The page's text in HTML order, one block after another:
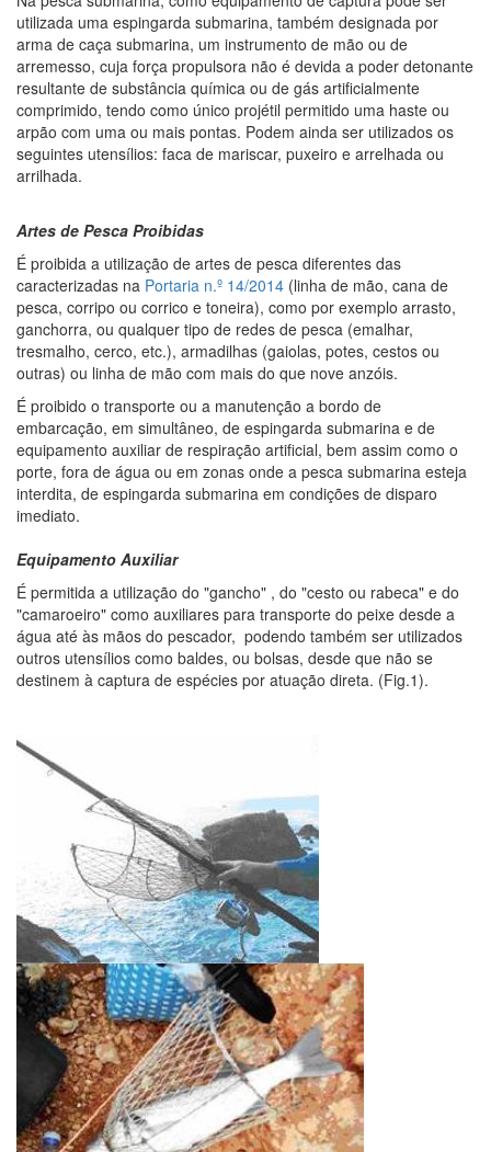
utilizada uma espingarda submarina, também designada por
arma de caça submarina, um instrumento de mão ou de
arremesso, cuja força propulsora não é devida a poder detonante
resultante de substância química ou de gás artificialmente
comprimido, tendo como único projétil permitido uma haste ou
arpão com uma ou mais pontas. Podem ainda ser utilizados os
seguintes utensílios: faca de mariscar, puxeiro e arrelhada ou
arrilhada.
Artes de Pesca Proibidas
É proibida a utilização de artes de pesca diferentes das
caracterizadas na Portaria n.º 14/2014 (linha de mão, cana de
pesca, corripo ou corrico e toneira), como por exemplo arrasto,
ganchorra, ou qualquer tipo de redes de pesca (emalhar,
tresmalho, cerco, etc.), armadilhas (gaiolas, potes, cestos ou
outras) ou linha de mão com mais do que nove anzóis.
É proibido o transporte ou a manutenção a bordo de
embarcação, em simultâneo, de espingarda submarina e de
equipamento auxiliar de respiração artificial, bem assim como o
porte, fora de água ou em zonas onde a pesca submarina esteja
interdita, de espingarda submarina em condições de disparo
imediato.
Equipamento Auxiliar
É permitida a utilização do "gancho" , do "cesto ou rabeca" e do
"camaroeiro" como auxiliares para transporte do peixe desde a
água até às mãos do pescador, podendo também ser utilizados
outros utensílios como baldes, ou bolsas, desde que não se
destinem à captura de espécies por atuação direta. (Fig.1).